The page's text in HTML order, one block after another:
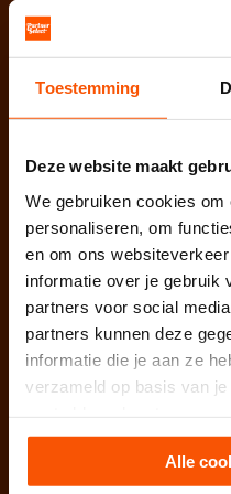
Toestemming
Deze website maakt
We gebruiken cookies
personaliseren, om
en om ons
informatie over je gebruik
partners voor social
partners kunnen deze
informatie die je aan ze
verzameld op basis van
gebruiken.
Alle
PartnerSelect B.V.
Vestigingen:
1018 VN Amsterdam
West / Zuid Nederland
Nijverheidsweg 31
3161 GJ Rhoon /
Oost / Zuid Nederland
Hurksestraat 64
5652 AL Eindhoven
College Bescherming
BTW nummer: